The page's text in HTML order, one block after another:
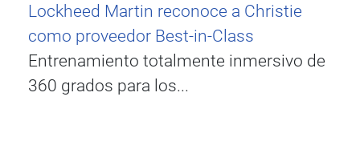
Lockheed Martin reconoce a Christie
como proveedor Best-in-Class
Entrenamiento totalmente inmersivo de
360 grados para los...